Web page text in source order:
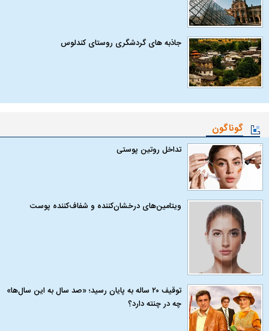
جاذبه های گردشگری روستای کندلوس
گوناگون
تداخل روتین پوستی
ویتامین‌های درخشان‌کننده و شفاف‌کننده پوست
توقیف ۲۰ ساله به پایان رسید؛ «صد سال به این سال‌ها»
چه در چنته دارد؟